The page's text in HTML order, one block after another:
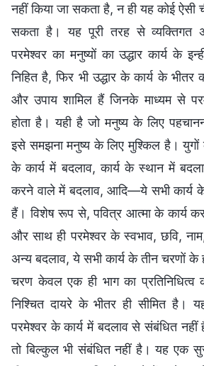
नहीं किया जा सकता है, न ही यह कोई ऐसी
सकता है। यह पूरी तरह से व्यक्तिगत
परमेश्वर का मनुष्यों का उद्धार कार्य के
निहित है, फिर भी उद्धार के कार्य के
और उपाय शामिल हैं जिनके माध्यम से
होता है। यही है जो मनुष्य के लिए
इसे समझना मनुष्य के लिए मुश्किल है।
के कार्य में बदलाव, कार्य के स्थान में
करने वाले में बदलाव, आदि—ये सभी कार्य के
हैं। विशेष रूप से, पवित्र आत्मा के कार्य
और साथ ही परमेश्वर के स्वभाव, छवि,
अन्य बदलाव, ये सभी कार्य के तीन चरणों के
चरण केवल एक ही भाग का
निश्चित दायरे के भीतर ही सीमित है।
परमेश्वर के कार्य में बदलाव से संबंधित
तो बिल्कुल भी संबंधित नहीं है। यह एक